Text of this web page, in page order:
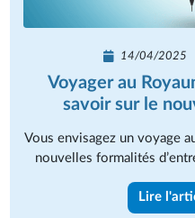
Voyager au
savoir sur le
14/04/2025
Vous envisagez un voyage
nouvelles formalités
Lire